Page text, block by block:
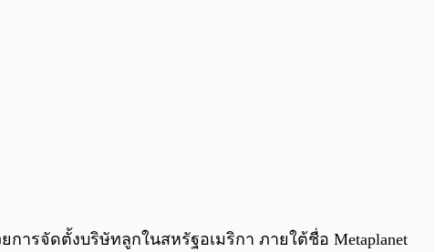
0:00 / 0:00
การจัดตั้งบริษัทลูกในสหรัฐอเมริกา ภายใต้ชื่อ Metaplanet